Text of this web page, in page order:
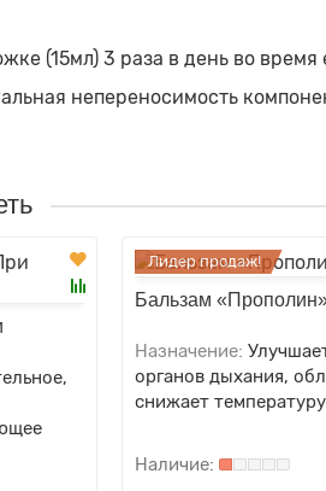
(15мл) 3 раза в день во
непереносимость
Лидер продаж!
Бальзам
Назначение:
органов дыхания,
снижает